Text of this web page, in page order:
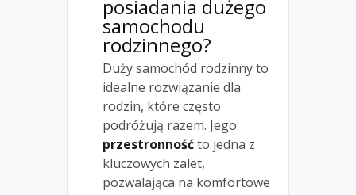
posiadania dużego
samochodu
rodzinnego?
Duży samochód rodzinny to
idealne rozwiązanie dla
rodzin, które często
podróżują razem. Jego
przestronnośćto jedna z
kluczowych zalet,
pozwalająca na komfortowe